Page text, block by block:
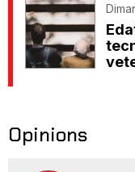
Opinions